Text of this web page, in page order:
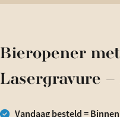
Bieropener
Lasergravure
Vandaag besteld =